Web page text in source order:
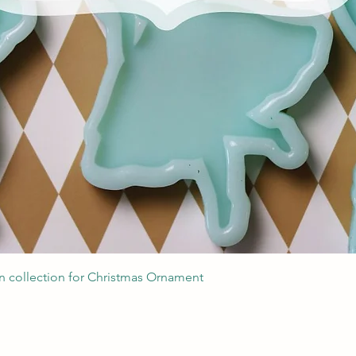
Podgląd
collection for Christmas Ornament